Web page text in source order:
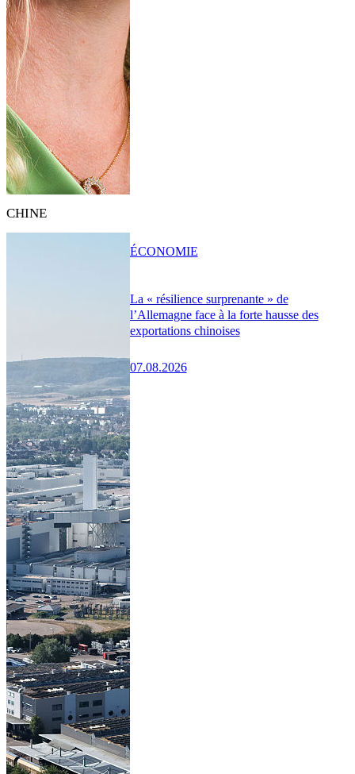
CHINE
La « résilience surprenante » de
l’Allemagne face à la forte hausse des
exportations chinoises
07.08.2026
ÉCONOMIE